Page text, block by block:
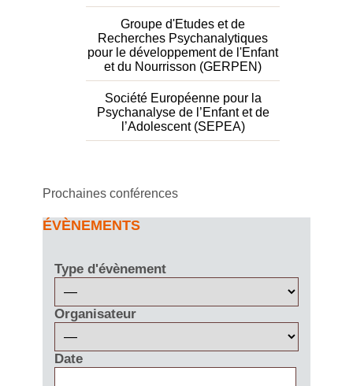
Groupe d'Etudes et de
Recherches Psychanalytiques
pour le développement de l'Enfant
et du Nourrisson (GERPEN)
Société Européenne pour la
Psychanalyse de l’Enfant et de
l’Adolescent (SEPEA)
Prochaines conférences
ÉVÈNEMENTS
Type d'évènement
Organisateur
Date